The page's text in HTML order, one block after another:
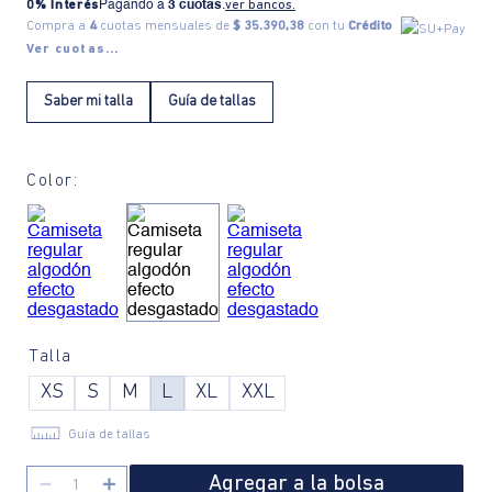
0% Interés Pagando a 3 cuotas.ver bancos.
Compra a 4cuotas mensuales de $ 35.390,38 con tu Crédito
Ver cuotas...
Saber mi talla Guía de tallas
Color:
Talla
XS S M L XL XXL
Guía de tallas
＋
－ Agregar a la bolsa